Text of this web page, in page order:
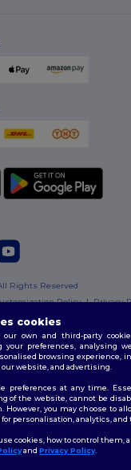
Rights Reserved
Policy|Privacy
cookies
own and third-party
preferences, analysing
browsing experience,
website, and advertising.
preferences at any time.
of the website, cannot be
However, you may choose to
personalisation, analytics, and
cookies, how to control them,
and Privacy Policy.